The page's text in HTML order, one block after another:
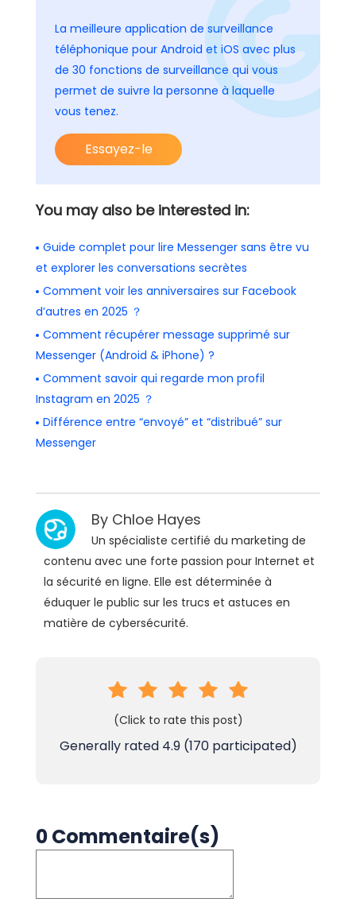
La meilleure application de surveillance
téléphonique pour Android et iOS avec plus
de 30 fonctions de surveillance qui vous
permet de suivre la personne à laquelle
vous tenez.
Essayez-le
You may also be interested in:
Guide complet pour lire Messenger sans être vu
et explorer les conversations secrètes
Comment voir les anniversaires sur Facebook
d’autres en 2025 ？
Comment récupérer message supprimé sur
Messenger (Android & iPhone) ?
Comment savoir qui regarde mon profil
Instagram en 2025 ？
Différence entre “envoyé” et “distribué” sur
Messenger
By Chloe Hayes
Un spécialiste certifié du marketing de
contenu avec une forte passion pour Internet et
la sécurité en ligne. Elle est déterminée à
éduquer le public sur les trucs et astuces en
matière de cybersécurité.
(Click to rate this post)
Generally rated 4.9(170participated)
0 Commentaire(s)